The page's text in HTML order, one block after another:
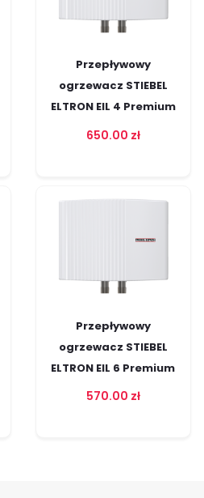
Przepływowy
ogrzewacz STIEBEL
ELTRON EIL 4 Premium
650.00 zł
Przepływowy
ogrzewacz STIEBEL
ELTRON EIL 6 Premium
570.00 zł